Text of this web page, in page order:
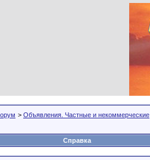
> Объявления. Частные и некоммерческие
Справка